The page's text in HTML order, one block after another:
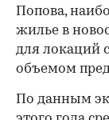
Попова,
жилье в
для локаций
объемом
По данным